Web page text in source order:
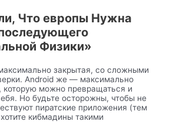
Что европы Нужна
Физики»
закрытая, со сложными
Android же — максимально
которую можно превращаться и
Но будьте осторожны, чтобы не
пиратские приложения (тем
кибмадины такими